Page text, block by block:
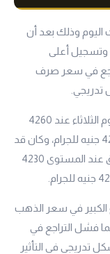
اليوم وذلك بعد أن
وتسجيل أعلى
في سعر صرف
تدريجي.
الأكثر شيوعاً تداولات اليوم الثلاثاء عند 4260
جنيه للجرام ليتداول وقت كتابة التقرير عند 4255 جنيه للجرام، وكان قد
ارتفع خلال جلسة الأمس بمقدار 15 جنيه ليغلق عند المستوى 4230
الكبير في سعر الذهب
فشل التراجع في
تدريجي في التأثير